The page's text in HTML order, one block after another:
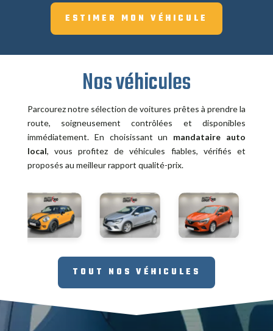
ESTIMER MON VÉHICULE
Nos véhicules
Parcourez notre sélection de voitures prêtes à prendre la
route, soigneusement contrôlées et disponibles
immédiatement. En choisissant un mandataire auto
local, vous profitez de véhicules fiables, vérifiés et
proposés au meilleur rapport qualité-prix.
TOUT NOS VÉHICULES